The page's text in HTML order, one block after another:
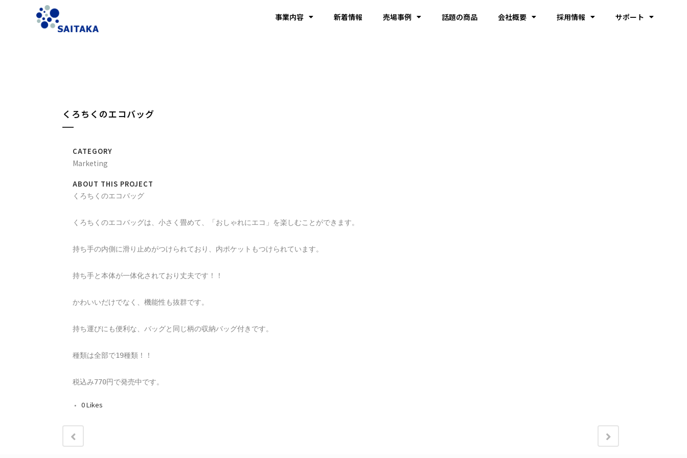
事業内容 新着情報 売場事例 話題の商品 会社概要 採用情報 サポート
くろちくのエコバッグ
CATEGORY
Marketing
ABOUT THIS PROJECT
くろちくのエコバッグ
くろちくのエコバッグは、小さく畳めて、「おしゃれにエコ」を楽しむことができます。
持ち手の内側に滑り止めがつけられており、内ポケットもつけられています。
持ち手と本体が一体化されており丈夫です！！
かわいいだけでなく、機能性も抜群です。
持ち運びにも便利な、バッグと同じ柄の収納バッグ付きです。
種類は全部で19種類！！
税込み770円で発売中です。
0Likes